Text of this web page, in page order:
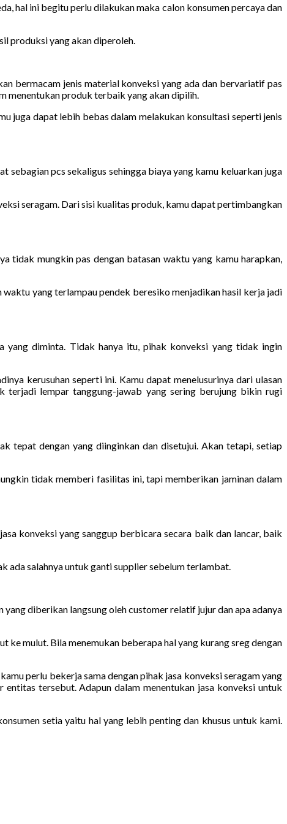
hal ini begitu perlu dilakukan maka calon konsumen percaya dan
produksi yang akan diperoleh.
bermacam jenis material konveksi yang ada dan bervariatif pas
menentukan produk terbaik yang akan dipilih.
juga dapat lebih bebas dalam melakukan konsultasi seperti jenis
sebagian pcs sekaligus sehingga biaya yang kamu keluarkan juga
seragam. Dari sisi kualitas produk, kamu dapat pertimbangkan
tidak mungkin pas dengan batasan waktu yang kamu harapkan,
yang terlampau pendek beresiko menjadikan hasil kerja jadi
yang diminta. Tidak hanya itu, pihak konveksi yang tidak ingin
kerusuhan seperti ini. Kamu dapat menelusurinya dari ulasan
terjadi lempar tanggung-jawab yang sering berujung bikin rugi
tepat dengan yang diinginkan dan disetujui. Akan tetapi, setiap
tidak memberi fasilitas ini, tapi memberikan jaminan dalam
konveksi yang sanggup berbicara secara baik dan lancar, baik
ada salahnya untuk ganti supplier sebelum terlambat.
diberikan langsung oleh customer relatif jujur dan apa adanya
mulut. Bila menemukan beberapa hal yang kurang sreg dengan
perlu bekerja sama dengan pihak jasa konveksi seragam yang
tersebut. Adapun dalam menentukan jasa konveksi untuk
setia yaitu hal yang lebih penting dan khusus untuk kami.